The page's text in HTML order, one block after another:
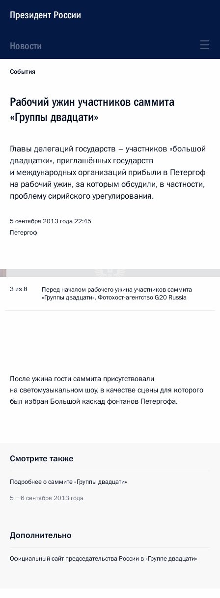
Президент России
Новости
События
Рабочий ужин участников саммита
«Группы двадцати»
Главы делегаций государств – участников «большой
двадцатки», приглашённых государств
и международных организаций прибыли в Петергоф
на рабочий ужин, за которым обсудили, в частности,
проблему сирийского урегулирования.
5 сентября 2013 года22:45
Петергоф
3 из 8
Перед началом рабочего ужина участников саммита
«Группы двадцати». Фотохост-агентство G20 Russia
После ужина гости саммита присутствовали
на светомузыкальном шоу, в качестве сцены для которого
был избран Большой каскад фонтанов Петергофа.
Смотрите также
Подробнее о саммите «Группы двадцати»
5 − 6 сентября 2013 года
Дополнительно
Официальный сайт председательства России в «Группе двадцати»